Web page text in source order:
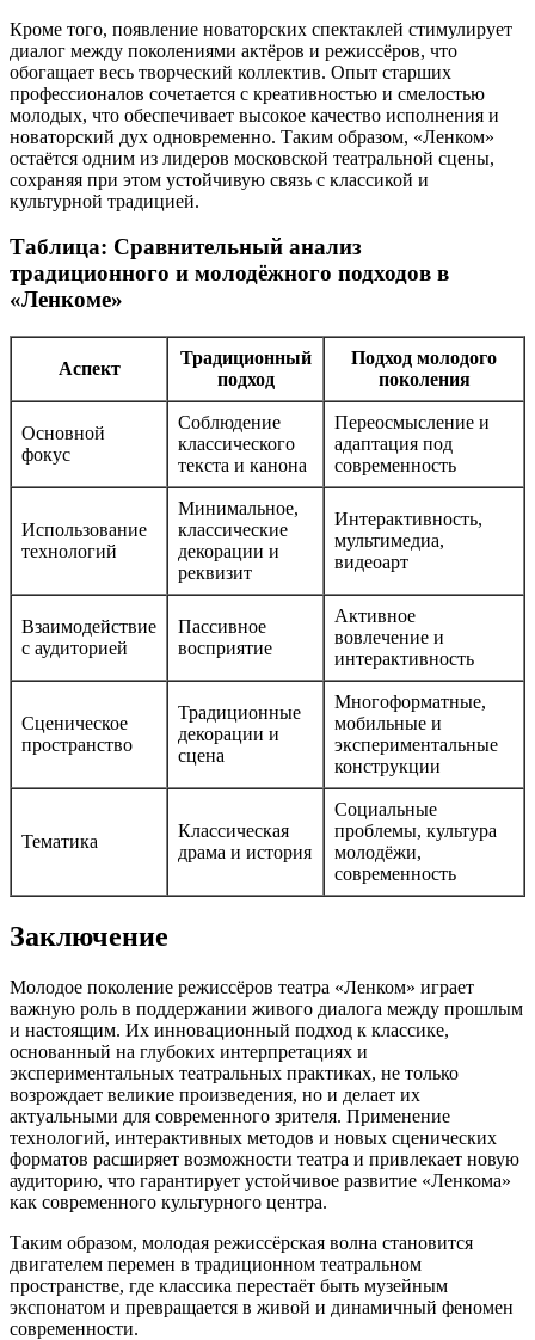
Кроме того, появление новаторских спектаклей стимулирует
диалог между поколениями актёров и режиссёров, что
обогащает весь творческий коллектив. Опыт старших
профессионалов сочетается с креативностью и смелостью
молодых, что обеспечивает высокое качество исполнения и
новаторский дух одновременно. Таким образом, «Ленком»
остаётся одним из лидеров московской театральной сцены,
сохраняя при этом устойчивую связь с классикой и
культурной традицией.
Таблица: Сравнительный анализ
традиционного и молодёжного подходов в
«Ленкоме»
Аспект
Традиционный
подход
Подход молодого
поколения
Основной
фокус
Соблюдение
классического
текста и канона
Переосмысление и
адаптация под
современность
Использование
технологий
Минимальное,
классические
декорации и
реквизит
Интерактивность,
мультимедиа,
видеоарт
Взаимодействие
с аудиторией
Пассивное
восприятие
Активное
вовлечение и
интерактивность
Сценическое
пространство
Традиционные
декорации и
сцена
Многоформатные,
мобильные и
экспериментальные
конструкции
Тематика
Классическая
драма и история
Социальные
проблемы, культура
молодёжи,
современность
Заключение
Молодое поколение режиссёров театра «Ленком» играет
важную роль в поддержании живого диалога между прошлым
и настоящим. Их инновационный подход к классике,
основанный на глубоких интерпретациях и
экспериментальных театральных практиках, не только
возрождает великие произведения, но и делает их
актуальными для современного зрителя. Применение
технологий, интерактивных методов и новых сценических
форматов расширяет возможности театра и привлекает новую
аудиторию, что гарантирует устойчивое развитие «Ленкома»
как современного культурного центра.
Таким образом, молодая режиссёрская волна становится
двигателем перемен в традиционном театральном
пространстве, где классика перестаёт быть музейным
экспонатом и превращается в живой и динамичный феномен
современности.